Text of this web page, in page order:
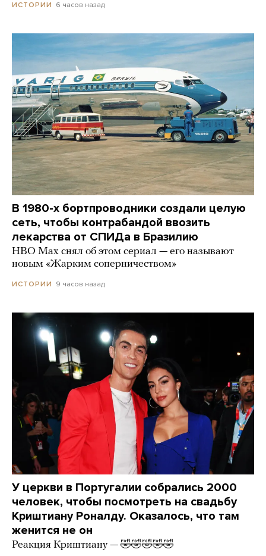
ИСТОРИИ 6 часов назад
В 1980-х бортпроводники создали целую
сеть, чтобы контрабандой ввозить
лекарства от СПИДа в Бразилию
HBO Max снял об этом сериал — его называют
новым «Жарким соперничеством»
ИСТОРИИ 9 часов назад
У церкви в Португалии собрались 2000
человек, чтобы посмотреть на свадьбу
Криштиану Роналду. Оказалось, что там
женится не он
Реакция Криштиану — 🤣🤣🤣🤣🤣